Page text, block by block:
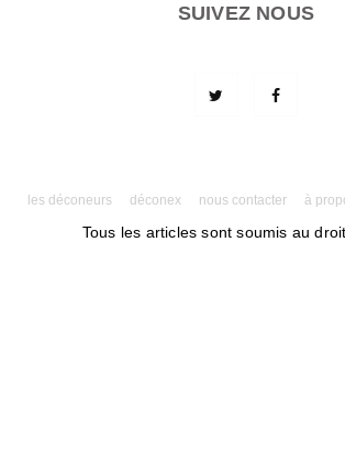
SUIVEZ NOUS
les déconeurs déconex nous contacter à
Tous les articles sont soumis au